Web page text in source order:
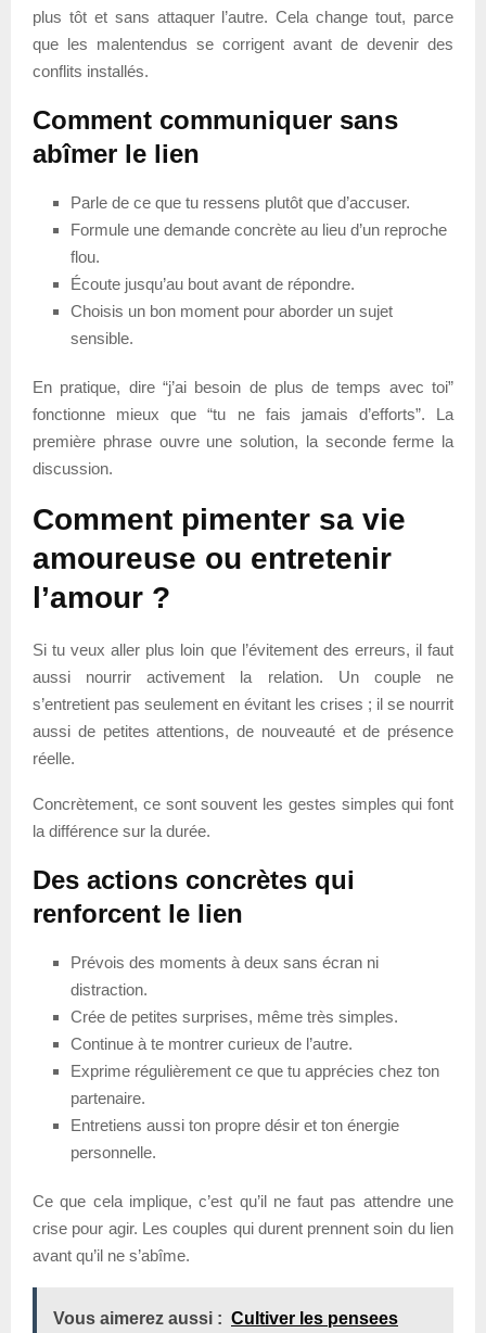
plus tôt et sans attaquer l’autre. Cela change tout, parce
que les malentendus se corrigent avant de devenir des
conflits installés.
Comment communiquer sans
abîmer le lien
Parle de ce que tu ressens plutôt que d’accuser.
Formule une demande concrète au lieu d’un reproche
flou.
Écoute jusqu’au bout avant de répondre.
Choisis un bon moment pour aborder un sujet
sensible.
En pratique, dire “j’ai besoin de plus de temps avec toi”
fonctionne mieux que “tu ne fais jamais d’efforts”. La
première phrase ouvre une solution, la seconde ferme la
discussion.
Comment pimenter sa vie
amoureuse ou entretenir
l’amour ?
Si tu veux aller plus loin que l’évitement des erreurs, il faut
aussi nourrir activement la relation. Un couple ne
s’entretient pas seulement en évitant les crises ; il se nourrit
aussi de petites attentions, de nouveauté et de présence
réelle.
Concrètement, ce sont souvent les gestes simples qui font
la différence sur la durée.
Des actions concrètes qui
renforcent le lien
Prévois des moments à deux sans écran ni
distraction.
Crée de petites surprises, même très simples.
Continue à te montrer curieux de l’autre.
Exprime régulièrement ce que tu apprécies chez ton
partenaire.
Entretiens aussi ton propre désir et ton énergie
personnelle.
Ce que cela implique, c’est qu’il ne faut pas attendre une
crise pour agir. Les couples qui durent prennent soin du lien
avant qu’il ne s’abîme.
Vous aimerez aussi : Cultiver les pensees